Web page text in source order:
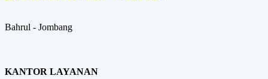
Bahrul - Jombang
KANTOR LAYANAN